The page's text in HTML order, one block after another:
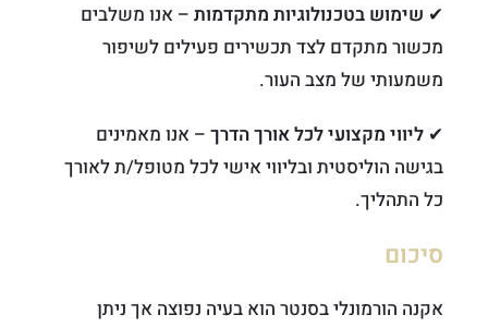
✔ שימוש בטכנולוגיות מתקדמות – אנו משלבים
מכשור מתקדם לצד תכשירים פעילים לשיפור
משמעותי של מצב העור.
✔ליווי מקצועי לכל אורך הדרך – אנו מאמינים
בגישה הוליסטית ובליווי אישי לכל מטופל/ת לאורך
כל התהליך.
סיכום
אקנה הורמונלי בסנטר הוא בעיה נפוצה אך ניתן